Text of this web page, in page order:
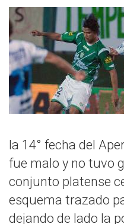
la 14° fecha del
fue malo y no tuvo
conjunto platense
esquema trazado
dejando de lado la